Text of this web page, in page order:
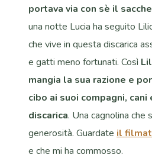
portava via con sè il
una notte Lucia ha seguito
che vive in questa discarica
e gatti meno fortunati. Così
mangia la sua razione e
cibo ai suoi compagni,
discarica. Una cagnolina che
generosità. Guardate il
e che mi ha commosso.